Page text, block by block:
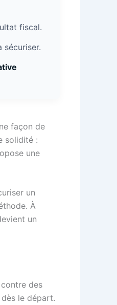
fiscal.
sécuriser.
façon de
solidité :
une
un
À
un
des
le départ.